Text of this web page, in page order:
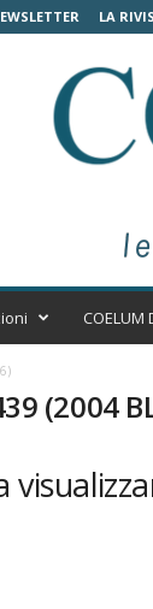
LA
COELUM
(2004